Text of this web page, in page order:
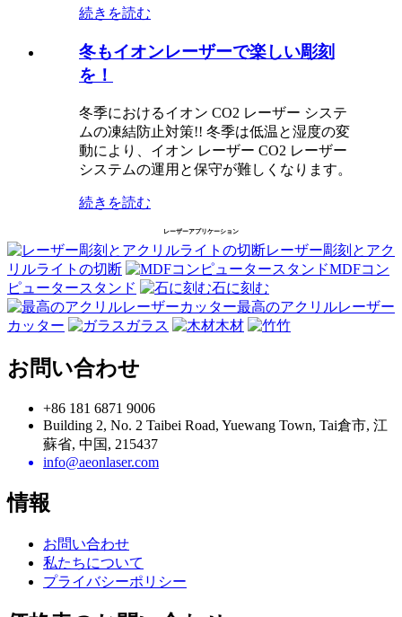
続きを読む
冬もイオンレーザーで楽しい彫刻
を！
冬季におけるイオン CO2 レーザー システ
ムの凍結防止対策!! 冬季は低温と湿度の変
動により、イオン レーザー CO2 レーザー
システムの運用と保守が難しくなります。
続きを読む
レーザーアプリケーション
レーザー彫刻とアク
リルライトの切断
MDFコン
ピュータースタンド
石に刻む
最高のアクリルレーザー
カッター
ガラス 木材 竹
お問い合わせ
+86 181 6871 9006
Building 2, No. 2 Taibei Road, Yuewang Town, Tai倉市, 江
蘇省, 中国, 215437
info@aeonlaser.com
情報
お問い合わせ
私たちについて
プライバシーポリシー